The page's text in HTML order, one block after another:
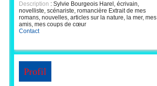
Description : Sylvie Bourgeois Harel, écrivain,
novelliste, scénariste, romancière Extrait de mes
romans, nouvelles, articles sur la nature, la mer, mes
amis, mes coups de cœur
Contact
Profil